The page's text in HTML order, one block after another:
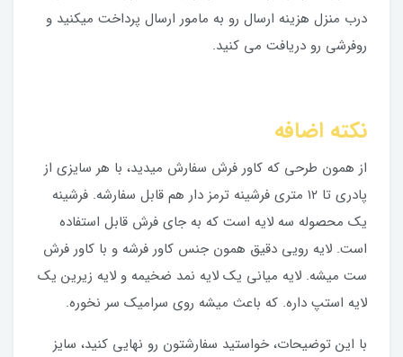
درب منزل هزینه ارسال رو به مامور ارسال پرداخت میکنید و
روفرشی رو دریافت می کنید.
نکته اضافه
از همون طرحی که کاور فرش سفارش میدید، با هر سایزی از
پادری تا ۱۲ متری فرشینه ترمز دار هم قابل سفارشه. فرشینه
یک محصوله سه لایه است که به جای فرش قابل استفاده
است. لایه رویی دقیق همون جنس کاور فرشه و با کاور فرش
ست میشه. لایه میانی یک لایه نمد ضخیمه و لایه زیرین یک
لایه استپ داره. که باعث میشه روی سرامیک سر نخوره.
با این توضیحات، خواستید سفارشتون رو نهایی کنید، سایز